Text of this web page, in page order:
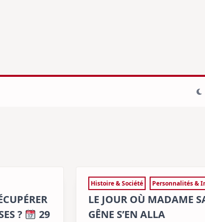
?
29
Histoire & Société Personnalités &
LE JOUR OÙ MADAME
GÊNE S’EN ALLA